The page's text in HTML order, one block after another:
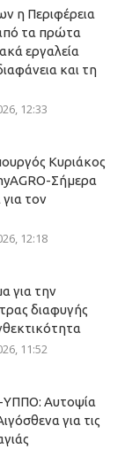
η Περιφέρεια
τα πρώτα
εργαλεία
και τη
12:33
Κυριάκος
Σήμερα
για τον
12:18
για την
διαφυγής
11:52
ΥΠΠΟ: Αυτοψία
για τις